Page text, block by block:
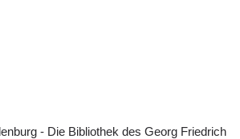
- Die Bibliothek des Georg Friedrich